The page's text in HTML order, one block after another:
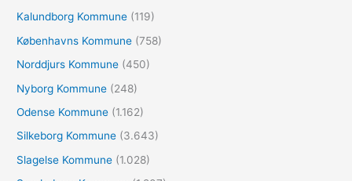
Kalundborg Kommune (119)
Københavns Kommune (758)
Norddjurs Kommune (450)
Nyborg Kommune (248)
Odense Kommune (1.162)
Silkeborg Kommune (3.643)
Slagelse Kommune (1.028)